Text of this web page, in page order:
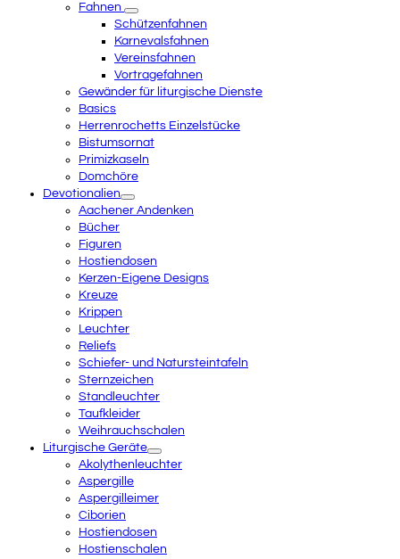
Fahnen
Schützenfahnen
Karnevalsfahnen
Vereinsfahnen
Vortragefahnen
Gewänder für liturgische Dienste
Basics
Herrenrochetts Einzelstücke
Bistumsornat
Primizkaseln
Domchöre
Devotionalien
Aachener Andenken
Bücher
Figuren
Hostiendosen
Kerzen-Eigene Designs
Kreuze
Krippen
Leuchter
Reliefs
Schiefer- und Natursteintafeln
Sternzeichen
Standleuchter
Taufkleider
Weihrauchschalen
Liturgische Geräte
Akolythenleuchter
Aspergille
Aspergilleimer
Ciborien
Hostiendosen
Hostienschalen